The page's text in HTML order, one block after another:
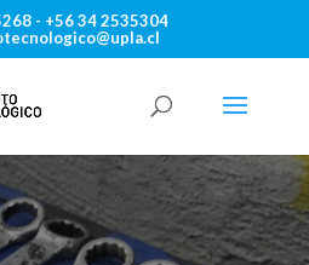
- +56 34 2535304